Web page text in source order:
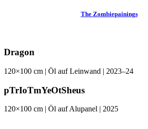
The Zombiepainings
Dragon
120×100 cm | Öl auf Leinwand | 2023–24
pTrIoTmYeOtSheus
120×100 cm | Öl auf Alupanel | 2025